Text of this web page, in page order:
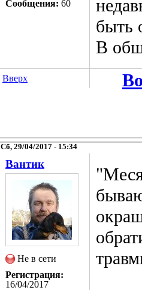
Сообщения: 60
быть
В
Вверх
Сб, 29/04/2017 - 15:34
Вантик
Не в сети
Регистрация:
16/04/2017